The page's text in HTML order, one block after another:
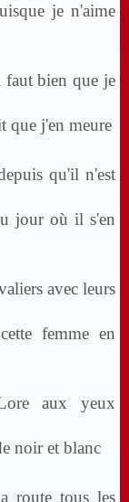
je n'aime
bien que je
que j'en meure
qu'il n'est
jour où il s'en
avec leurs
femme en
aux yeux
noir et blanc
route tous les